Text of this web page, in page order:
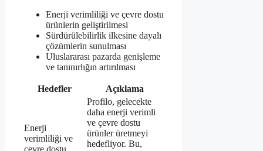
Enerji verimliliği ve çevre dostu
ürünlerin geliştirilmesi
Sürdürülebilirlik ilkesine dayalı
çözümlerin sunulması
Uluslararası pazarda genişleme
ve tanınırlığın artırılması
Hedefler Açıklama
Enerji
verimliliği ve
çevre dostu
Profilo, gelecekte
daha enerji verimli
ve çevre dostu
ürünler üretmeyi
hedefliyor. Bu,